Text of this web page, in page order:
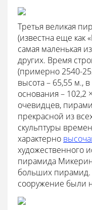
Третья великая
(известна еще как
самая маленькая
других. Время
(примерно 2540-
высота – 65,55 м.,
основания – 102,2
очевидцев,
прекрасной из
скульптуры
характерно
художественного
пирамида
больших
сооружение были